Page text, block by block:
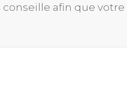
conseille afin que